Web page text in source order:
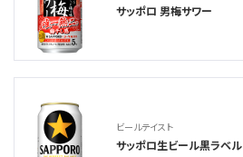
サッポロ 男梅サワー
ビールテイスト
サッポロ生ビール黒ラベル